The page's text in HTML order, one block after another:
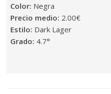
Color: Negra
Precio medio: 2.00€
Estilo: Dark Lager
Grado: 4.7°